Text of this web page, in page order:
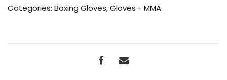
G
Categories: Boxing Gloves,Gloves - MMA